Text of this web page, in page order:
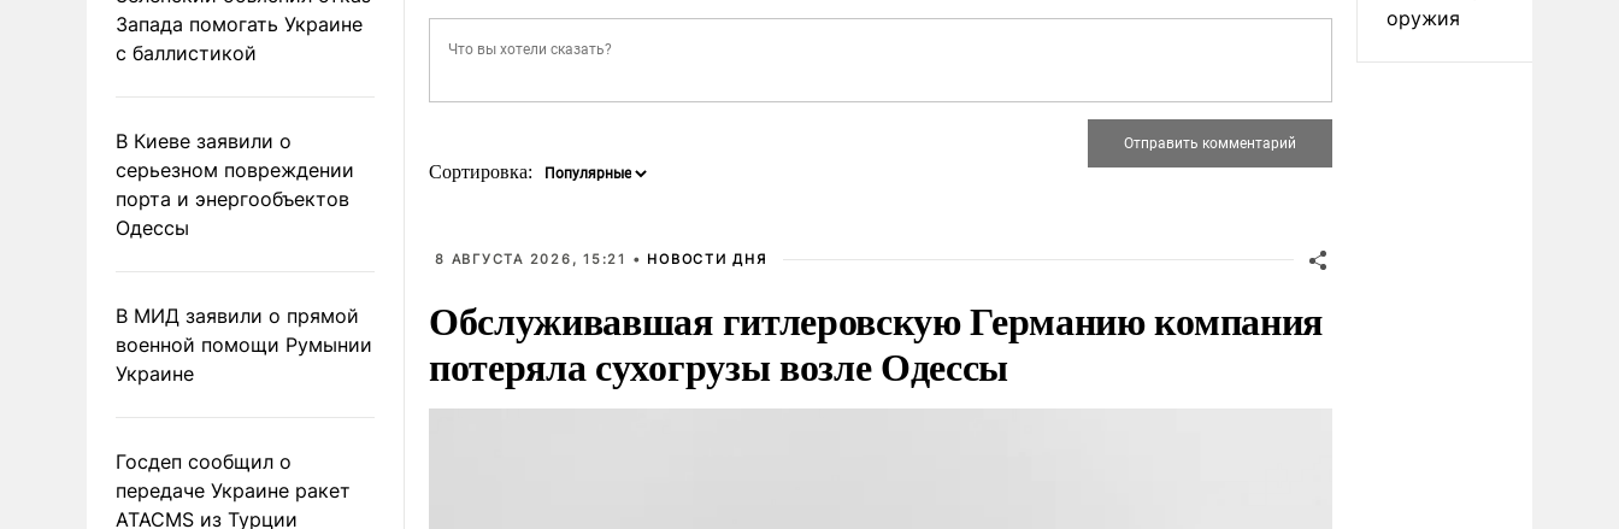
Запада помогать Украине
с баллистикой
В Киеве заявили о
серьезном повреждении
порта и энергообъектов
Одессы
В МИД заявили о прямой
военной помощи Румынии
Украине
Госдеп сообщил о
передаче Украине ракет
ATACMS из Турции
Сортировка:
8 АВГУСТА 2026, 15:21 • НОВОСТИ ДНЯ
Обслуживавшая гитлеровскую Германию компания
потеряла сухогрузы возле Одессы
оружия